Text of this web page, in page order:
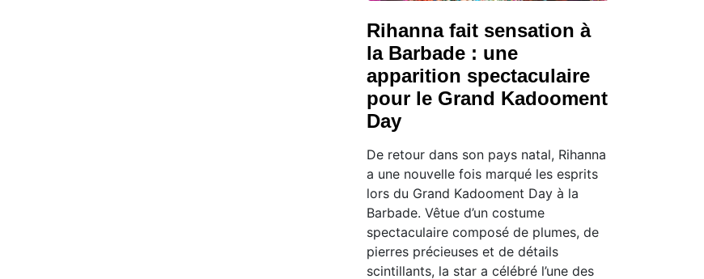
Rihanna fait sensation à
la Barbade : une
apparition spectaculaire
pour le Grand Kadooment
Day
De retour dans son pays natal, Rihanna
a une nouvelle fois marqué les esprits
lors du Grand Kadooment Day à la
Barbade. Vêtue d’un costume
spectaculaire composé de plumes, de
pierres précieuses et de détails
scintillants, la star a célébré l’une des